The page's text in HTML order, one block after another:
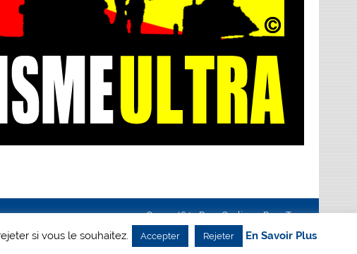
Creanet64- Pour Cyclisme Pour Tous
si vous le souhaitez. Accepter Rejeter En Savoir Plus